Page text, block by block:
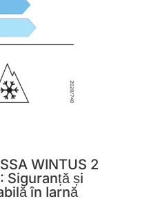
WINTUS 2
Siguranță și
în Iarnă